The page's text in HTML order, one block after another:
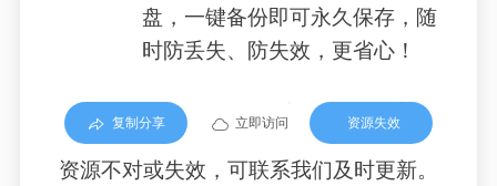
盘，一键备份即可永久保存，随
时防丢失、防失效，更省心！
复制分享 立即访问 资源失效
资源不对或失效，可联系我们及时更新。